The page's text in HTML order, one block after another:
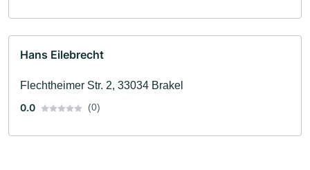
Hans Eilebrecht
Flechtheimer Str. 2, 33034 Brakel
0.0
(0)